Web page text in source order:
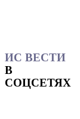
ИС ВЕСТИ
В
СОЦСЕТЯХ